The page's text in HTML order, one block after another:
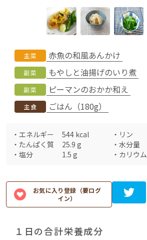
主菜 赤魚の和風あんかけ
副菜 もやしと油揚げのいり煮
副菜 ピーマンのおかか和え
主食 ごはん（180g）
・ エネルギー 544 kcal ・ リン
・ たんぱく質 25.9 g ・ 水分量
・ 塩分 1.5 g ・ カリウム
お気に入り登録（要ログ
イン）
１日の合計栄養成分